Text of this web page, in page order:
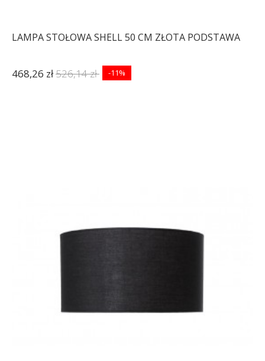
LAMPA STOŁOWA SHELL 50 CM ZŁOTA PODSTAWA
468,26 zł526,14 zł -11%